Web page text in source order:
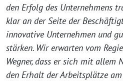
den Erfolg des Unternehmens
klar an der Seite der
innovative Unternehmen und
stärken. Wir erwarten vom
Wegner, dass er sich mit allem
den Erhalt der Arbeitsplätze